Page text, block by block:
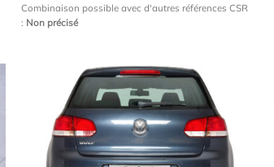
Combinaison possible avec d'autres références CSR
: Non précisé
Ajouter
à la
wishlist